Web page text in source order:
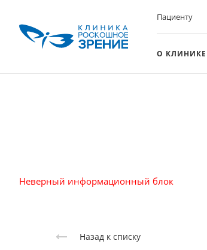
Пациенту
О КЛИНИКЕ
Неверный информационный блок
Назад к списку